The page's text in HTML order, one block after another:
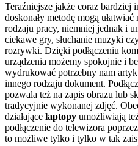
Teraźniejsze jakże coraz bardziej
doskonały metodę mogą
rodzaju pracy, niemniej jednak i
ciekawe gry, słuchanie muzyki
rozrywki. Dzięki podłączeniu
urządzenia możemy spokojnie i
wydrukować potrzebny nam
innego rodzaju dokument.
pozwala też na zapis obrazu lub
tradycyjnie wykonanej zdjęć.
działające laptopy umożliwiają
podłączenie do telewizora
to możliwe tylko i tylko w tak